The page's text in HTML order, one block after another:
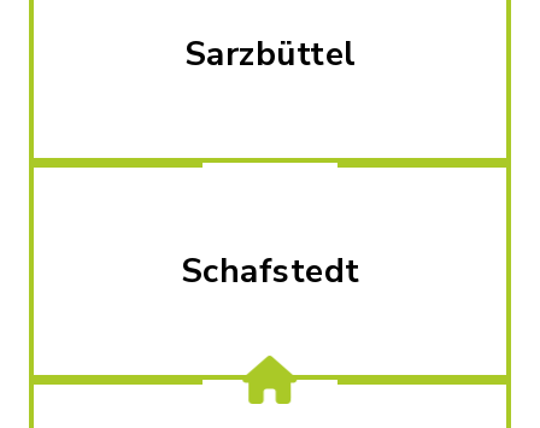
Sarzbüttel
Schafstedt